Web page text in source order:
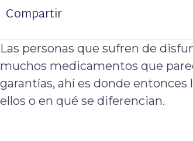
Compartir
Las personas que sufren de
muchos medicamentos que
garantías, ahí es donde
ellos o en qué se diferencian.